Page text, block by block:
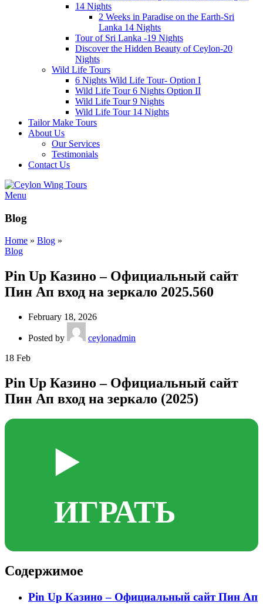
14 Nights
2 Weeks in Paradise on the Earth-Sri
Lanka 14 Nights
Tour of Sri Lanka -19 Nights
Discover the Hidden Beauty of Ceylon-20
Nights
Wild Life Tours
6 Nights Wild Life Tour- Option I
Wild Life Tour 6 Nights Option II
Wild Life Tour 9 Nights
Wild Life Tour 14 Nights
Tailor Make Tours
About Us
Our Services
Testimonials
Contact Us
Menu
Blog
Home » Blog »
Blog
Pin Up Казино – Официальный сайт
Пин Ап вход на зеркало 2025.560
February 18, 2026
Posted by
ceylonadmin
18 Feb
Pin Up Казино – Официальный сайт
Пин Ап вход на зеркало (2025)
▶️
ИГРАТЬ
Содержимое
Pin Up Казино – Официальный сайт Пин Ап